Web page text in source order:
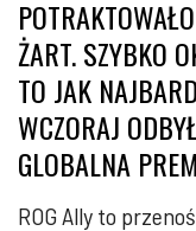
ŻART. SZYBKO
TO JAK
WCZORAJ
GLOBALNA
ROG Ally to